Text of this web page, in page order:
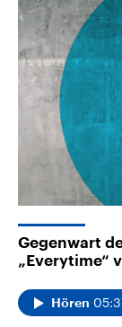
Gegenwart
„Everytime“
Hören